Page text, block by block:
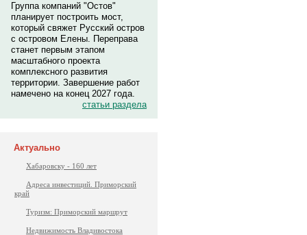
Группа компаний "Остов"
планирует построить мост,
который свяжет Русский остров
с островом Елены. Переправа
станет первым этапом
масштабного проекта
комплексного развития
территории. Завершение работ
намечено на конец 2027 года.
статьи раздела
Актуально
Хабаровску - 160 лет
Адреса инвестиций. Приморский
край
Туризм: Приморский маршрут
Недвижимость Владивостока